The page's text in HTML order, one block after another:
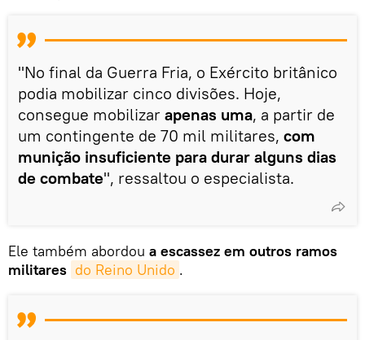
"No final da Guerra Fria, o Exército britânico
podia mobilizar cinco divisões. Hoje,
consegue mobilizar apenas uma, a partir de
um contingente de 70 mil militares, com
munição insuficiente para durar alguns dias
de combate", ressaltou o especialista.
Ele também abordou a escassez em outros ramos
militares do Reino Unido .